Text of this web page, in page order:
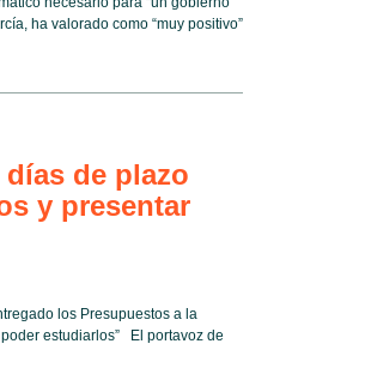
ha valorado como “muy positivo”
de plazo
y presentar
los Presupuestos a la
estudiarlos” El portavoz de